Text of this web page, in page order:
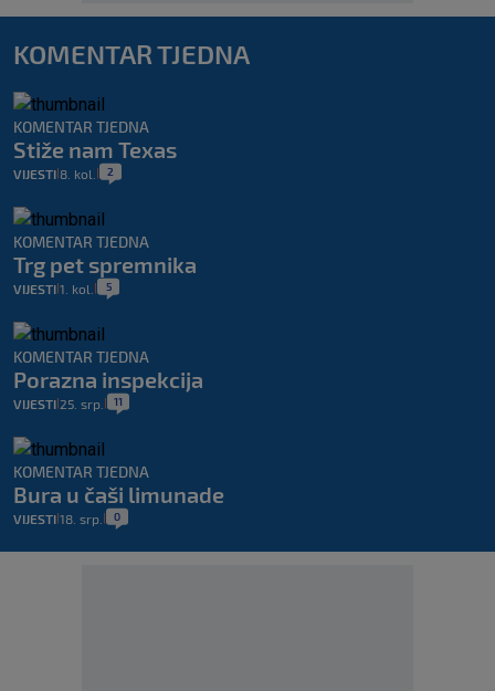
KOMENTAR TJEDNA
KOMENTAR TJEDNA
Stiže nam Texas
VIJESTI 8. kol. 2
KOMENTAR TJEDNA
Trg pet spremnika
VIJESTI 1. kol. 5
KOMENTAR TJEDNA
Porazna inspekcija
VIJESTI 25. srp. 11
KOMENTAR TJEDNA
Bura u čaši limunade
VIJESTI 18. srp. 0